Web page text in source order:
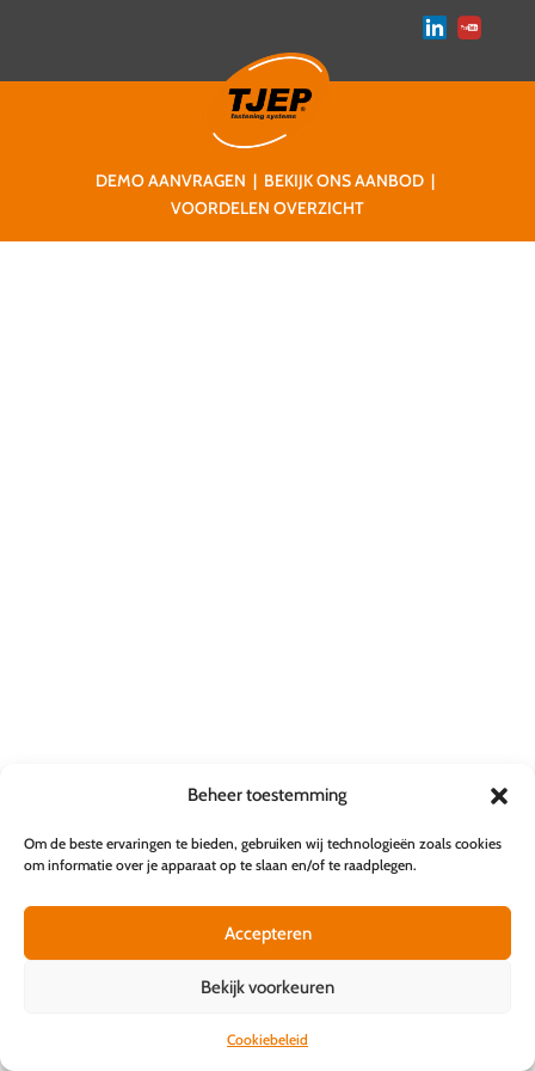
Beheer toestemming
Om de beste ervaringen te bieden, gebruiken wij technologieën zoals cookies
om informatie over je apparaat op te slaan en/of te raadplegen.
Accepteren
Bekijk voorkeuren
Cookiebeleid
DEMO AANVRAGEN | BEKIJK ONS AANBOD |
VOORDELEN OVERZICHT